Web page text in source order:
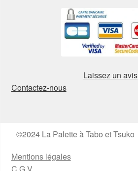
Laissez un avis
Contactez-nous
©2024 La Palette à Tabo et Tsuko
Mentions légales